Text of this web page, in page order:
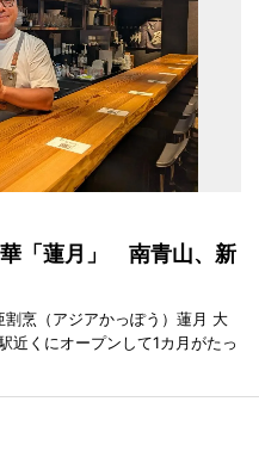
「蓮月」 南青山、新
烹（アジアかっぽう）蓮月 大
近くにオープンして1カ月がたっ